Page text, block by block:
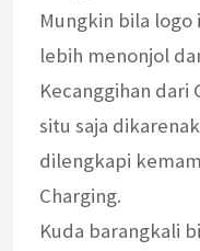
Mungkin bila
lebih menonjol
Kecanggihan dari
situ saja
dilengkapi
Charging.
Kuda barangkali